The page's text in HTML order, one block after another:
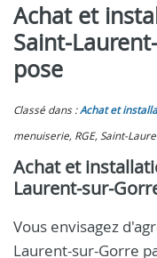
Achat et
Saint-
pose
Classé dans :Achat et
menuiserie, RGE, Saint-
Achat et
Laurent-sur-
Vous envisagez
Laurent-sur-Gorre